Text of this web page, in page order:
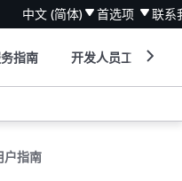
中文 (简体) 首选项 联系
指南 开发人员工具
户指南